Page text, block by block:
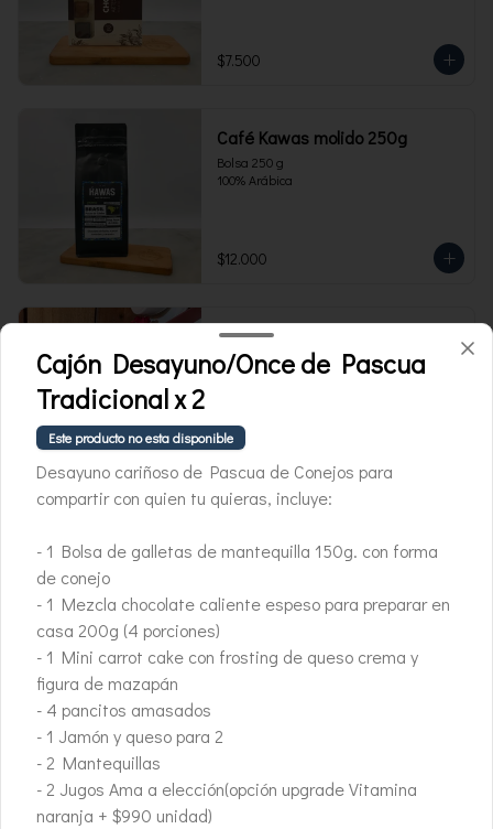
$7.500
Café Kawas molido 250g
Bolsa 250 g
100% Arábica
$12.000
Caja Pajarito Fiu Mix
Submarinos
60% cacao.
$19.500
Conócenos
Whatsapp +569 3214 2732
Términos y condiciones
Cajón Desayuno/Once de Pascua
Tradicional x 2
Este producto no esta disponible
Desayuno cariñoso de Pascua de Conejos para
compartir con quien tu quieras, incluye:
- 1 Bolsa de galletas de mantequilla 150g. con forma
de conejo
- 1 Mezcla chocolate caliente espeso para preparar en
casa 200g (4 porciones)
- 1 Mini carrot cake con frosting de queso crema y
figura de mazapán
- 4 pancitos amasados
- 1 Jamón y queso para 2
- 2 Mantequillas
- 2 Jugos Ama a elección(opción upgrade Vitamina
naranja + $990 unidad)